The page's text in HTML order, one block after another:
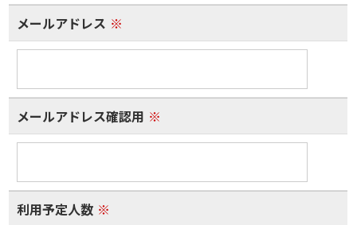
メールアドレス ※
メールアドレス確認用 ※
利用予定人数 ※